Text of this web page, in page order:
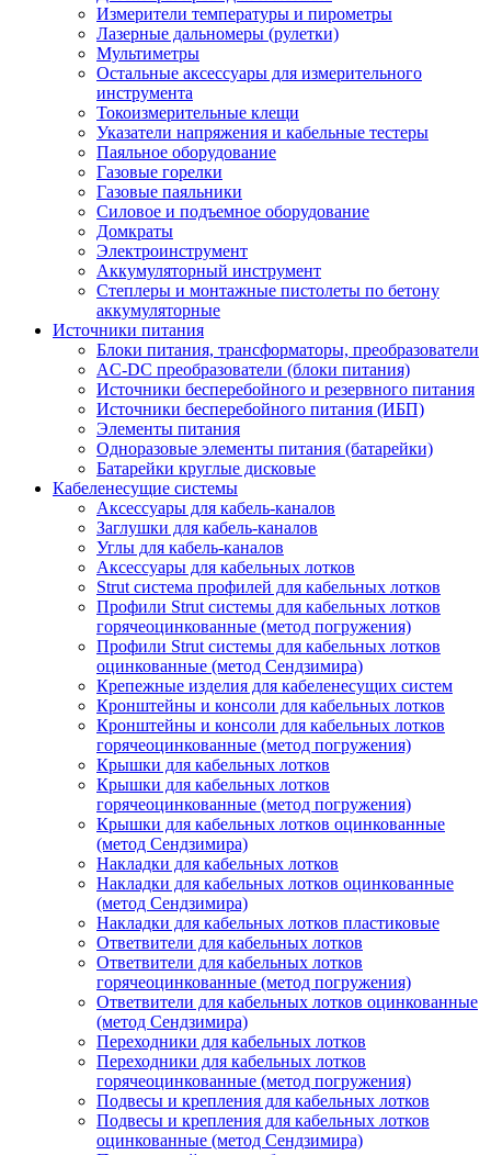
Измерители температуры и пирометры
Лазерные дальномеры (рулетки)
Мультиметры
Остальные аксессуары для измерительного
инструмента
Токоизмерительные клещи
Указатели напряжения и кабельные тестеры
Паяльное оборудование
Газовые горелки
Газовые паяльники
Силовое и подъемное оборудование
Домкраты
Электроинструмент
Аккумуляторный инструмент
Степлеры и монтажные пистолеты по бетону
аккумуляторные
Источники питания
Блоки питания, трансформаторы, преобразователи
AC-DC преобразователи (блоки питания)
Источники бесперебойного и резервного питания
Источники бесперебойного питания (ИБП)
Элементы питания
Одноразовые элементы питания (батарейки)
Батарейки круглые дисковые
Кабеленесущие системы
Аксессуары для кабель-каналов
Заглушки для кабель-каналов
Углы для кабель-каналов
Аксессуары для кабельных лотков
Strut система профилей для кабельных лотков
Профили Strut системы для кабельных лотков
горячеоцинкованные (метод погружения)
Профили Strut системы для кабельных лотков
оцинкованные (метод Сендзимира)
Крепежные изделия для кабеленесущих систем
Кронштейны и консоли для кабельных лотков
Кронштейны и консоли для кабельных лотков
горячеоцинкованные (метод погружения)
Крышки для кабельных лотков
Крышки для кабельных лотков
горячеоцинкованные (метод погружения)
Крышки для кабельных лотков оцинкованные
(метод Сендзимира)
Накладки для кабельных лотков
Накладки для кабельных лотков оцинкованные
(метод Сендзимира)
Накладки для кабельных лотков пластиковые
Ответвители для кабельных лотков
Ответвители для кабельных лотков
горячеоцинкованные (метод погружения)
Ответвители для кабельных лотков оцинкованные
(метод Сендзимира)
Переходники для кабельных лотков
Переходники для кабельных лотков
горячеоцинкованные (метод погружения)
Подвесы и крепления для кабельных лотков
Подвесы и крепления для кабельных лотков
оцинкованные (метод Сендзимира)